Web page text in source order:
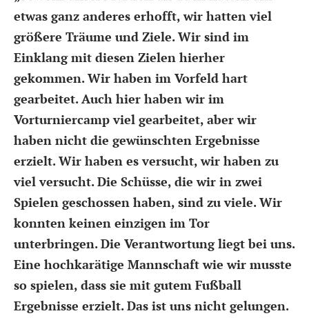
etwas ganz anderes erhofft, wir hatten viel
größere Träume und Ziele. Wir sind im
Einklang mit diesen Zielen hierher
gekommen. Wir haben im Vorfeld hart
gearbeitet. Auch hier haben wir im
Vorturniercamp viel gearbeitet, aber wir
haben nicht die gewünschten Ergebnisse
erzielt. Wir haben es versucht, wir haben zu
viel versucht. Die Schüsse, die wir in zwei
Spielen geschossen haben, sind zu viele. Wir
konnten keinen einzigen im Tor
unterbringen. Die Verantwortung liegt bei uns.
Eine hochkarätige Mannschaft wie wir musste
so spielen, dass sie mit gutem Fußball
Ergebnisse erzielt. Das ist uns nicht gelungen.